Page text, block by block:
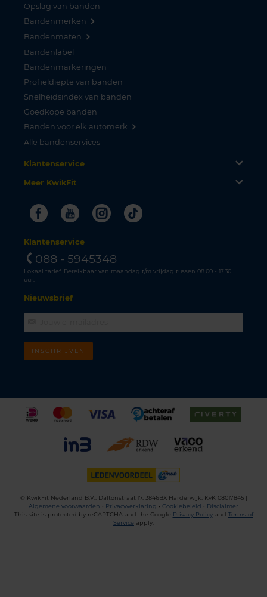
Opslag van banden
Bandenmerken
Bandenmaten
Bandenlabel
Bandenmarkeringen
Profieldiepte van banden
Snelheidsindex van banden
Goedkope banden
Banden voor elk automerk
Alle bandenservices
Klantenservice
Meer KwikFit
FacebookYoutubeInstagram
Tiktok
Klantenservice
088 - 5945348
Lokaal tarief. Bereikbaar van maandag t/m vrijdag tussen 08.00 - 17.30
uur.
Nieuwsbrief
INSCHRIJVEN
©
KwikFit Nederland B.V., Daltonstraat 17, 3846BX Harderwijk, KvK 08017845 |
Algemene voorwaarden • Privacyverklaring • Cookiebeleid • Disclaimer
This site is protected by reCAPTCHA and the Google Privacy Policyand Terms of
Service apply.